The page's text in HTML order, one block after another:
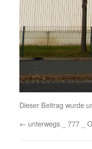
Dieser Beitrag wurde
← unterwegs _ 777 _